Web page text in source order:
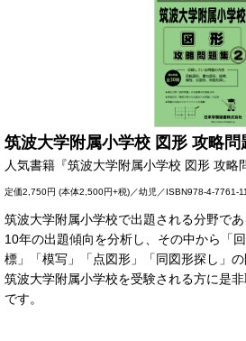
筑波大学附属小学校 図形 攻略問
人気書籍『筑波大学附属小学校 図形 攻略
定価2,750円 (本体2,500円+税)／幼児／ISBN978-4-7761-
筑波大学附属小学校で出題される分野で
10年の出題傾向を分析し、その中から「
標」「模写」「点図形」「同図形探し」の
筑波大学附属小学校を受験される方に是
です。